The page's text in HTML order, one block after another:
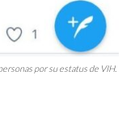
por su estatus de VIH.